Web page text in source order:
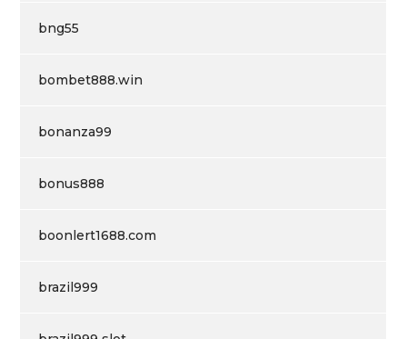
bng55
bombet888.win
bonanza99
bonus888
boonlert1688.com
brazil999